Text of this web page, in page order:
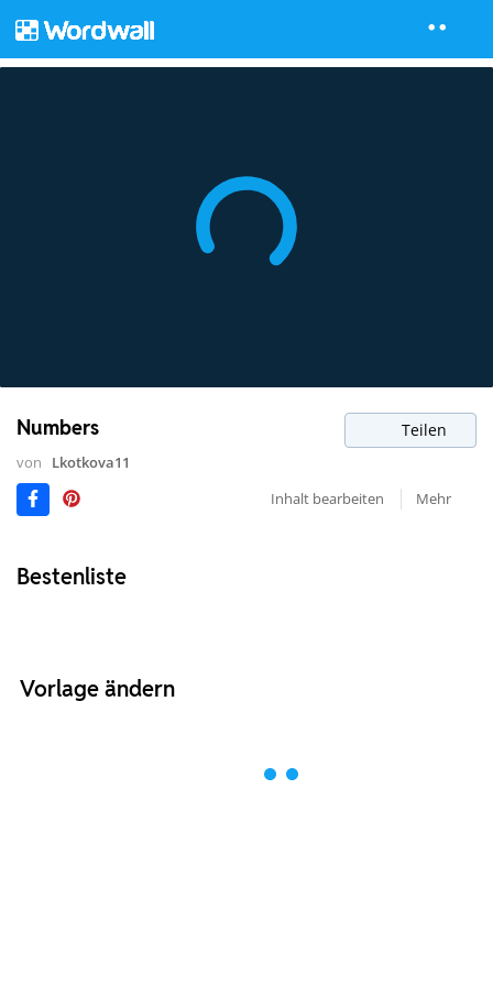
Numbers Teilen
von
Lkotkova11
Inhalt bearbeiten
Mehr
Bestenliste
Vorlage ändern